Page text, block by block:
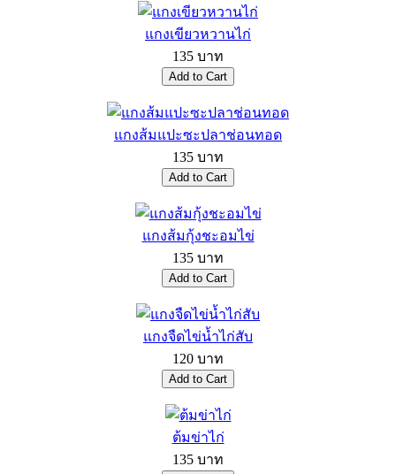
แกงเขียวหวานไก่
135 บาท
แกงส้มแปะซะปลาช่อนทอด
135 บาท
แกงส้มกุ้งชะอมไข่
135 บาท
แกงจืดไข่น้ำไก่สับ
120 บาท
ต้มข่าไก่
135 บาท